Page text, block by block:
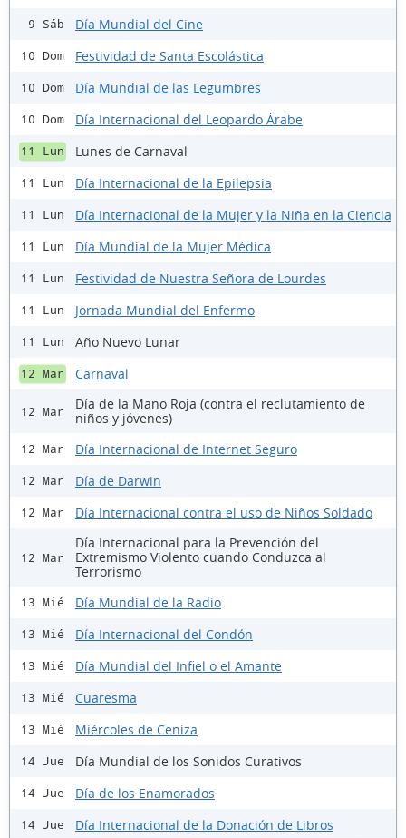
9 Sáb Día Mundial del Cine
10 Dom Festividad de Santa Escolástica
10 Dom Día Mundial de las Legumbres
10 Dom Día Internacional del Leopardo Árabe
11 Lun Lunes de Carnaval
11 Lun Día Internacional de la Epilepsia
11 Lun Día Internacional de la Mujer y la Niña en la Ciencia
11 Lun Día Mundial de la Mujer Médica
11 Lun Festividad de Nuestra Señora de Lourdes
11 Lun Jornada Mundial del Enfermo
11 Lun Año Nuevo Lunar
12 Mar Carnaval
12 Mar
Día de la Mano Roja (contra el reclutamiento de
niños y jóvenes)
12 Mar Día Internacional de Internet Seguro
12 Mar Día de Darwin
12 Mar Día Internacional contra el uso de Niños Soldado
12 Mar
Día Internacional para la Prevención del
Extremismo Violento cuando Conduzca al
Terrorismo
13 Mié Día Mundial de la Radio
13 Mié Día Internacional del Condón
13 Mié Día Mundial del Infiel o el Amante
13 Mié Cuaresma
13 Mié Miércoles de Ceniza
14 Jue Día Mundial de los Sonidos Curativos
14 Jue Día de los Enamorados
14 Jue Día Internacional de la Donación de Libros